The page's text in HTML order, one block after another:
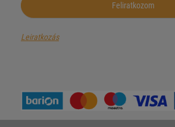
Leiratkozás